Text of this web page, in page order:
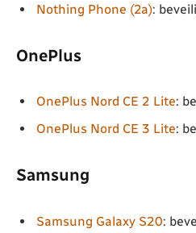
Nothing Phone (2a):
OnePlus
OnePlus Nord CE 2 Lite:
OnePlus Nord CE 3 Lite:
Samsung
Samsung Galaxy S20: